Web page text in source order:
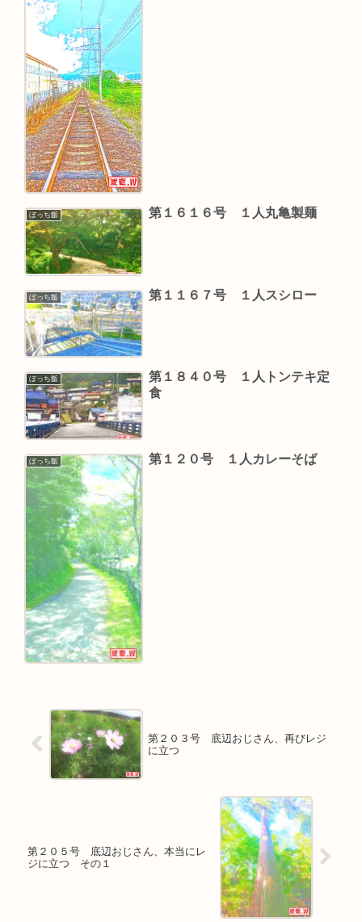
ぼっち飯 第１６１６号 １人丸亀製麺
ぼっち飯 第１１６７号 １人スシロー
ぼっち飯
第１８４０号 １人トンテキ定
食
ぼっち飯 第１２０号 １人カレーそば
第２０３号 底辺おじさん、再びレジ
に立つ
第２０５号 底辺おじさん、本当にレ
ジに立つ その１